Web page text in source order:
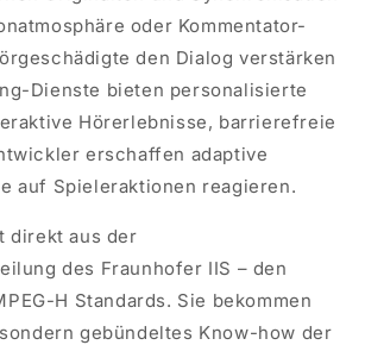
oder Kommentator-
den Dialog verstärken
Dienste bieten personalisierte
Hörerlebnisse, barrierefreie
erschaffen adaptive
auf Spieleraktionen reagieren.
direkt aus der
des Fraunhofer IIS – den
H Standards. Sie bekommen
gebündeltes Know-how der